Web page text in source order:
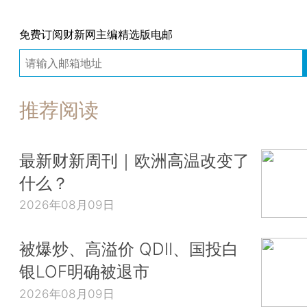
免费订阅财新网主编精选版电邮
推荐阅读
最新财新周刊｜欧洲高温改变了
什么？
2026年08月09日
被爆炒、高溢价 QDII、国投白
银LOF明确被退市
2026年08月09日